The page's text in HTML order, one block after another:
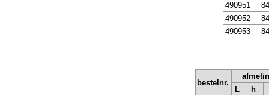
490951
84
490952
84
490953
84
bestelnr.
L
h